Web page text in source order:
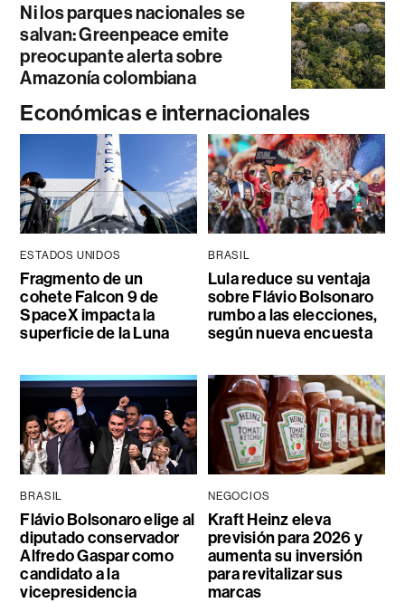
Ni los parques nacionales se
salvan: Greenpeace emite
preocupante alerta sobre
Amazonía colombiana
Económicas e internacionales
ESTADOS UNIDOS
Fragmento de un
cohete Falcon 9 de
SpaceX impacta la
superficie de la Luna
BRASIL
Lula reduce su ventaja
sobre Flávio Bolsonaro
rumbo a las elecciones,
según nueva encuesta
BRASIL
Flávio Bolsonaro elige al
diputado conservador
Alfredo Gaspar como
candidato a la
vicepresidencia
NEGOCIOS
Kraft Heinz eleva
previsión para 2026 y
aumenta su inversión
para revitalizar sus
marcas